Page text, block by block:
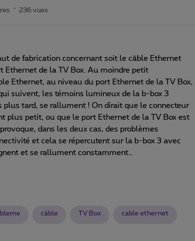
236 vues
de fabrication concernant soit le câble Ethernet
Ethernet de la TV Box. Au moindre petit
Ethernet, au niveau du port Ethernet de la TV Box,
suivent, les témoins lumineux de la b-box 3
tard, se rallument ! On dirait que le connecteur
plus petit, ou que le port Ethernet de la TV Box est
dans les deux cas, des problèmes
et cela se répercutent sur la b-box 3 avec
et se rallument constamment…
câble TV Box cable ethernet